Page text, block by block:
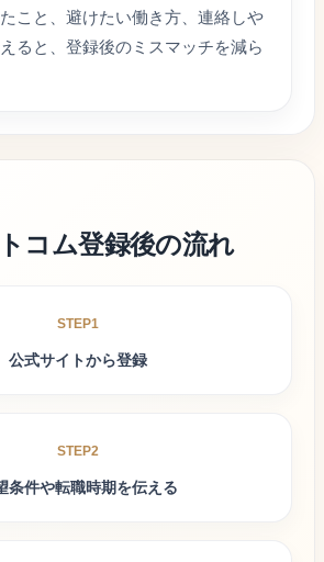
こと、避けたい働き方、連絡しや
ると、登録後のミスマッチを減ら
コム登録後の流れ
STEP1
公式サイトから登録
STEP2
条件や転職時期を伝える